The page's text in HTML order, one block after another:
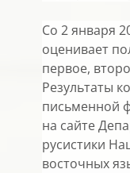
Со 2 января
оценивает
первое,
Результаты
письменной
на сайте
русистики
восточных